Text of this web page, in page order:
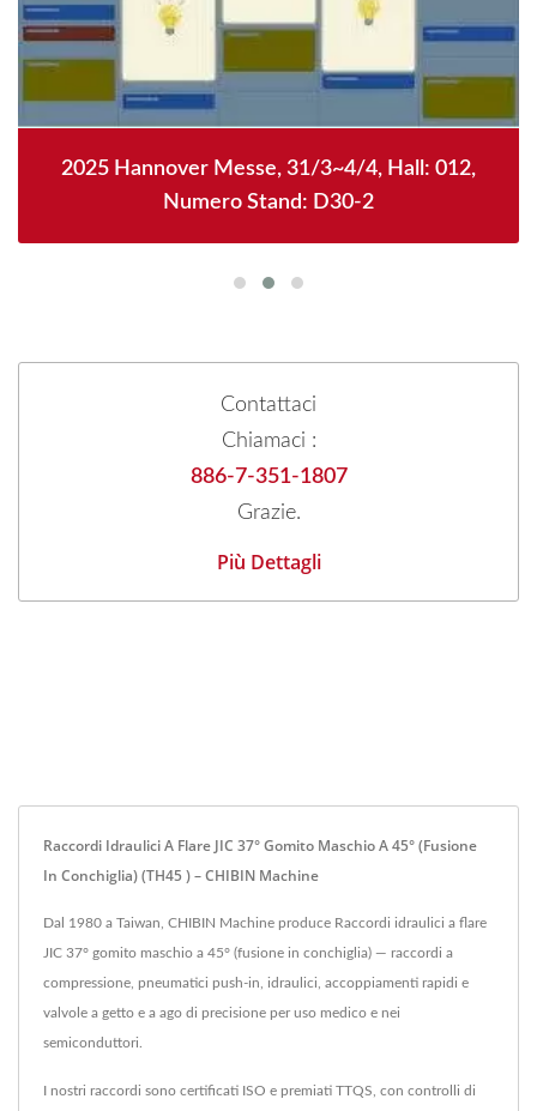
2025 Hannover Messe, 31/3~4/4, Hall: 012,
Numero Stand: D30-2
Contattaci
Chiamaci :
886-7-351-1807
Grazie.
Più Dettagli
Raccordi Idraulici A Flare JIC 37° Gomito Maschio A 45° (fusione
In Conchiglia) (TH45 ) – CHIBIN Machine
Dal 1980 a Taiwan, CHIBIN Machine produce Raccordi idraulici a flare
JIC 37° gomito maschio a 45° (fusione in conchiglia) — raccordi a
compressione, pneumatici push-in, idraulici, accoppiamenti rapidi e
valvole a getto e a ago di precisione per uso medico e nei
semiconduttori.
I nostri raccordi sono certificati ISO e premiati TTQS, con controlli di